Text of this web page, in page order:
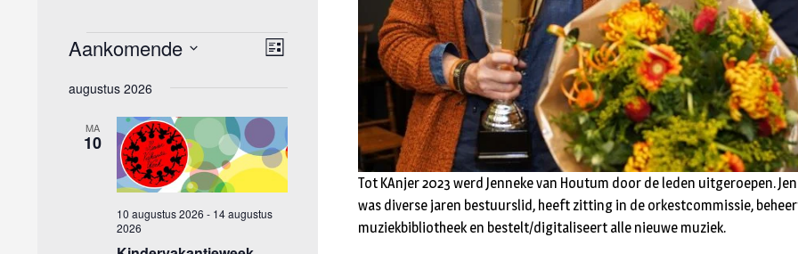
Tot KAnjer 2023 werd Jenneke van Houtum door de leden uitgeroepen.
was diverse jaren bestuurslid, heeft zitting in de orkestcommissie,
muziekbibliotheek en bestelt/digitaliseert alle nieuwe muziek.